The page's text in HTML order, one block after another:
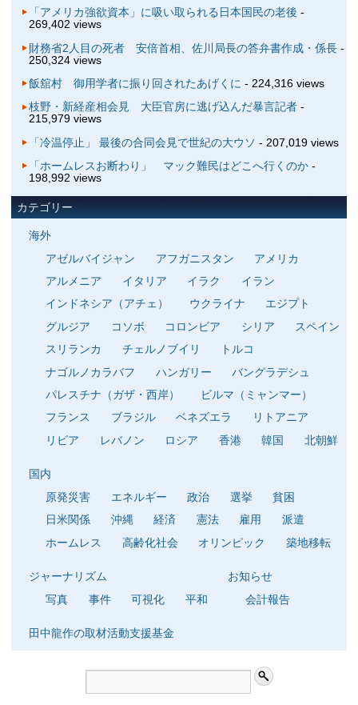
「アメリカ強欲資本」に吸い取られる日本国民の老後 -
269,402 views
財務省2人目の死者 安倍首相、佐川局長の答弁書作成・係長-
250,324 views
飯舘村 御用学者に振り回されたあげくに - 224,316 views
枝野・新経産相会見 大臣官房に逃げ込んだ暴言記者-
215,979 views
「冷温停止」 最後の合同会見で世紀の大ウソ - 207,019 views
「ホームレスお断わり」 マック難民はどこへ行くのか-
198,992 views
カテゴリー
海外
アゼルバイジャン
アフガニスタン
アメリカ
アルメニア
イタリア イラク
イラン
インドネシア（アチェ）
ウクライナ
エジプト
グルジア
コソボ コロンビア シリア
スペイン
スリランカ
チェルノブイリ
トルコ
ナゴルノカラバフ
ハンガリー
バングラデシュ
パレスチナ（ガザ・西岸）
ビルマ（ミャンマー）
フランス
ブラジル ベネズエラ
リトアニア
リビア
レバノン ロシア 香港 韓国 北朝鮮
国内
原発災害
エネルギー 政治 選挙
貧困
日米関係
沖縄 経済 憲法 雇用
派遣
ホームレス
高齢化社会 オリンピック 築地移転
ジャーナリズム
写真
事件 可視化 平和
お知らせ
会計報告
田中龍作の取材活動支援基金